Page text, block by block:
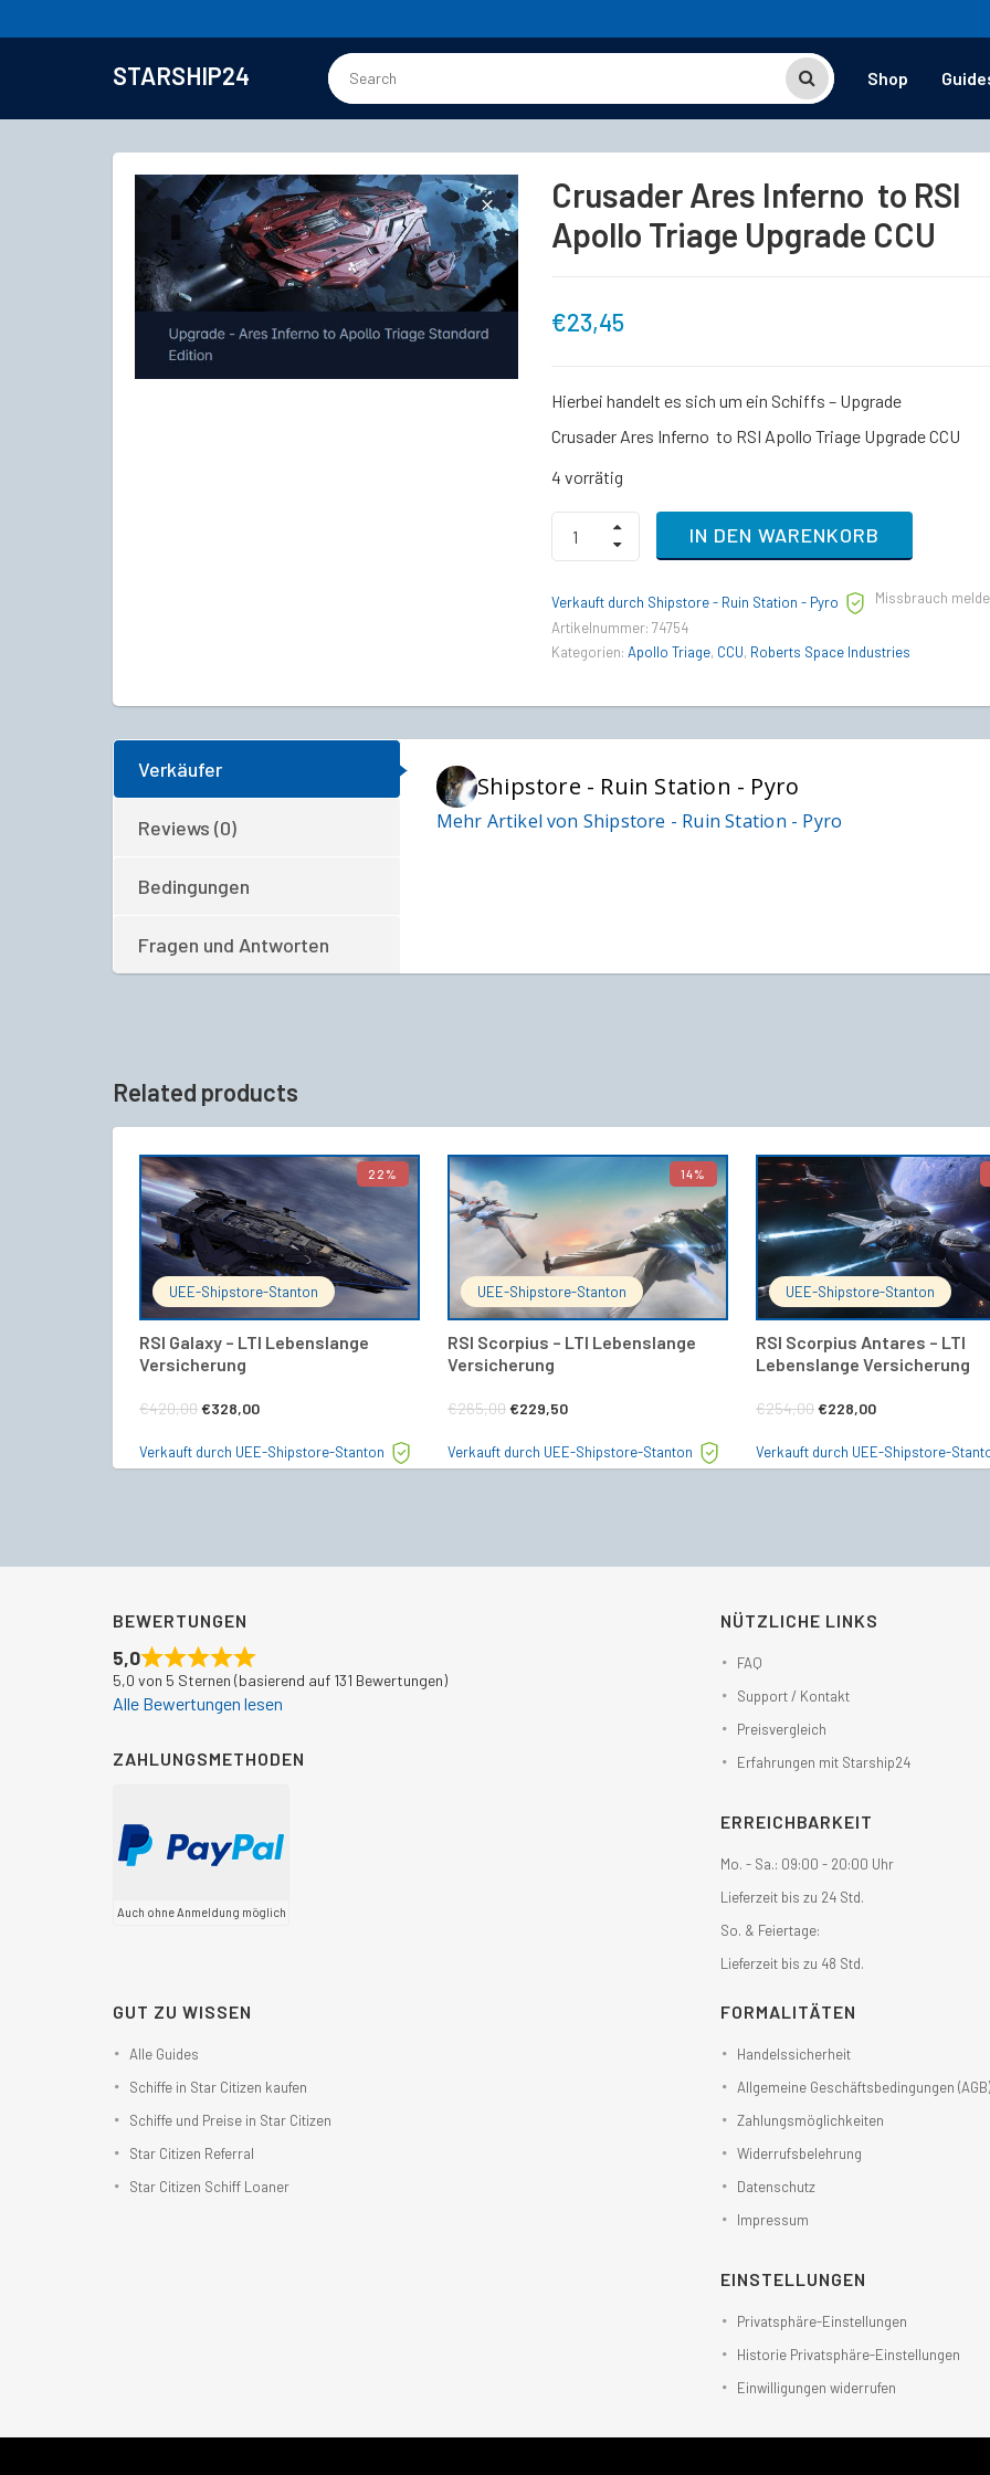
STARSHIP24 Shop
Crusader Ares Inferno to RSI
Apollo Triage Upgrade CCU
€23,45
Hierbei handelt es sich um ein Schiffs – Upgrade
Crusader Ares Inferno to RSI Apollo Triage Upgrade CCU
4 vorrätig
Crusader
Ares
Inferno
RSI
Apollo
Upgrade
IN DEN WARENKORB
Verkauft durch Shipstore - Ruin Station - Pyro
Missbrauch
Artikelnummer: 74754
Kategorien: Apollo Triage, CCU, Roberts Space Industries
Verkäufer
Reviews (0)
Bedingungen
Fragen und Antworten
Shipstore - Ruin Station - Pyro
Mehr Artikel von Shipstore - Ruin Station - Pyro
Related products
22%
UEE-Shipstore-Stanton
RSI Galaxy – LTI Lebenslange
Versicherung
€420,00Ursprünglicher
war:
€328,00
ist:
IN DEN WARENKORB
Verkauft durch UEE-Shipstore-Stanton
14%
UEE-Shipstore-Stanton
RSI Scorpius – LTI Lebenslange
Versicherung
€265,00Ursprünglicher
war:
€229,50
ist:
IN DEN WARENKORB
Verkauft durch UEE-Shipstore-Stanton
UEE-Shipstore-Stanton
RSI Scorpius Antares – LTI
Lebenslange Versicherung
€254,00Ursprünglicher
war:
€228,00
ist:
IN DEN
Verkauft durch UEE-Shipstore-
BEWERTUNGEN
5,0
5,0 von 5 Sternen (basierend auf 131 Bewertungen)
Alle Bewertungen lesen
ZAHLUNGSMETHODEN
Auch ohne Anmeldung möglich
NÜTZLICHE LINKS
FAQ
Support / Kontakt
Preisvergleich
Erfahrungen mit Starship24
ERREICHBARKEIT
Mo. - Sa.: 09:00 - 20:00 Uhr
Lieferzeit bis zu 24 Std.
So. & Feiertage:
Lieferzeit bis zu 48 Std.
GUT ZU WISSEN
Alle Guides
Schiffe in Star Citizen kaufen
Schiffe und Preise in Star Citizen
Star Citizen Referral
Star Citizen Schiff Loaner
FORMALITÄTEN
Handelssicherheit
Allgemeine Geschäftsbedingungen (AGB)
Zahlungsmöglichkeiten
Widerrufsbelehrung
Datenschutz
Impressum
EINSTELLUNGEN
Privatsphäre-Einstellungen
Historie Privatsphäre-Einstellungen
Einwilligungen widerrufen